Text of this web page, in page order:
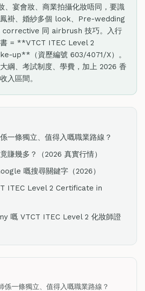
宴會妝、商業拍攝化妝唔同，要識
褂、婚紗多個 look、Pre-wedding
corrective 同 airbrush 技巧。入行
書 = **VTCT ITEC Level 2
up**（資歷編號 603/4071/X）。
綱、考試制度、學費，加上 2026 香
入區間。
一條獨立、值得入嘅職業路線？
賺幾多？（2026 真實行情）
嘅搜尋關鍵字（2026）
ITEC Level 2 Certificate in
嘅 VTCT ITEC Level 2 化妝師證
係一條獨立、值得入嘅職業路線？